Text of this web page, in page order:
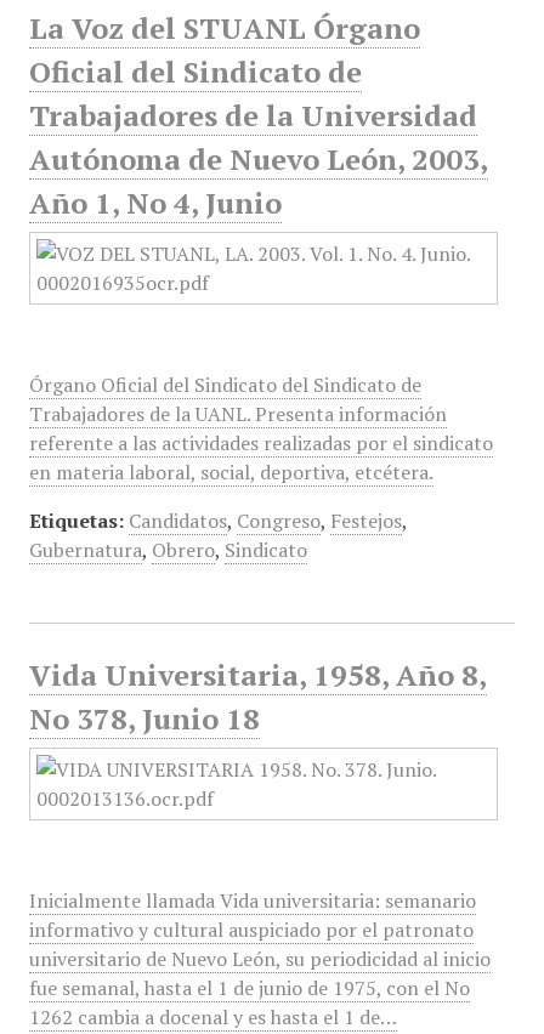
La Voz del STUANL Órgano
Oficial del Sindicato de
Trabajadores de la Universidad
Autónoma de Nuevo León, 2003,
Año 1, No 4, Junio
Órgano Oficial del Sindicato del Sindicato de
Trabajadores de la UANL. Presenta información
referente a las actividades realizadas por el sindicato
en materia laboral, social, deportiva, etcétera.
Etiquetas: Candidatos, Congreso, Festejos,
Gubernatura, Obrero, Sindicato
Vida Universitaria, 1958, Año 8,
No 378, Junio 18
Inicialmente llamada Vida universitaria: semanario
informativo y cultural auspiciado por el patronato
universitario de Nuevo León, su periodicidad al inicio
fue semanal, hasta el 1 de junio de 1975, con el No
1262 cambia a docenal y es hasta el 1 de…